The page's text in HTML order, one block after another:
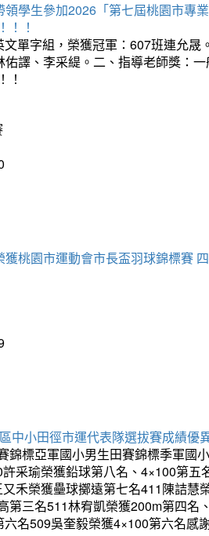
學生參加2026「第七屆桃園市專
！！
單字組，榮獲冠軍：607班連允
譯、李采緹。二、指導老師獎：
！
桃園市運動會市長盃羽球錦標賽
中小田徑市運代表隊選拔賽成績優
錦標亞軍國小男生田賽錦標季軍國
采瑜榮獲鉛球第八名、4×100第
禾榮獲壘球擲遠第七名411陳詰
第三名511林宥凱榮獲200m第四
名509吳奎毅榮獲4×100第六名